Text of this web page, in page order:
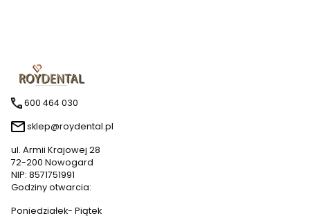
600 464 030
sklep@roydental.pl
ul. Armii Krajowej 28
72-200 Nowogard
NIP: 8571751991
Godziny otwarcia:
Poniedziałek- Piątek